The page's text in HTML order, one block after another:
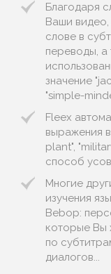
Благодаря
Ваши
слове в
переводы, а
значение
"simple-
Fleex
выражения
plant",
способ
Многие
изучения
Bebop:
которые Вы
по
диалогов...